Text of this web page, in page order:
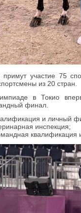
примут участие 75
из 20 стран.
в Токио
финал.
и личный
инспекция;
квалификация